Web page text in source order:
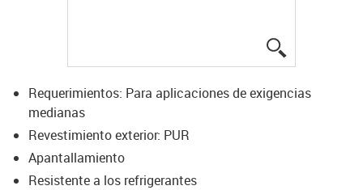
Requerimientos: Para aplicaciones de exigencias
medianas
Revestimiento exterior: PUR
Apantallamiento
Resistente a los refrigerantes